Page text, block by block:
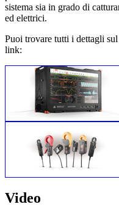
sistema sia in grado di
ed elettrici.
Puoi trovare tutti i dettagli
link:
Video